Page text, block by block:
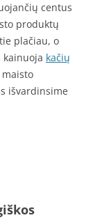
centus
produktų
plačiau, o
kainuoja kačių
išvardinsime